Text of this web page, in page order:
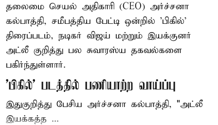
தலைமை செயல் அதிகாரி (CEO) அர்ச்சனா
கல்பாத்தி, சமீபத்திய பேட்டி ஒன்றில் 'பிகில்'
திரைப்படம், நடிகர் விஜய் மற்றும் இயக்குனர்
அட்லீ குறித்து பல சுவாரஸ்ய தகவல்களை
பகிர்ந்துள்ளார்.
'பிகில்' படத்தில் பணியாற்ற வாய்ப்பு
இதுகுறித்து பேசிய அர்ச்சனா கல்பாத்தி, "அட்லீ
இயக்கத்த ...